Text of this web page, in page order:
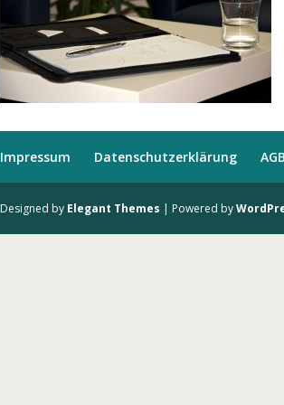
Impressum Datenschutzerklärung AGB
Designed by Elegant Themes | Powered by